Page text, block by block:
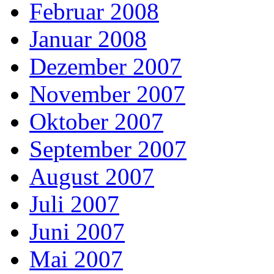
Februar 2008
Januar 2008
Dezember 2007
November 2007
Oktober 2007
September 2007
August 2007
Juli 2007
Juni 2007
Mai 2007